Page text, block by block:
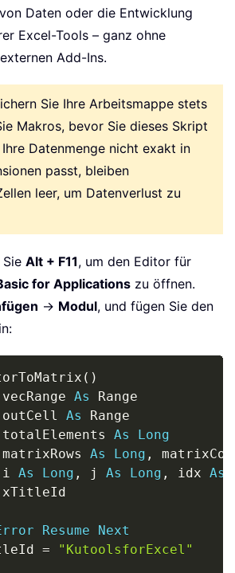
Daten oder die Entwicklung
Excel-Tools – ganz ohne
Add-Ins.
Sie Ihre Arbeitsmappe stets
Makros, bevor Sie dieses Skript
Datenmenge nicht exakt in
passt, bleiben
leer, um Datenverlust zu
Alt + F11, um den Editor für
for Applications zu öffnen.
→ Modul, und fügen Sie den
( )
vecRange As Range
outCell As Range
totalElements As
Long
matrixRows As Long ,
i As Long , j As Long , idx As
xTitleId
Resume
Next
= "KutoolsforExcel"